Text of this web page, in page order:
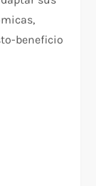
beneficio